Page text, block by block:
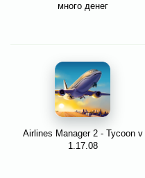
много денег
Airlines Manager 2 - Tycoon v
1.17.08